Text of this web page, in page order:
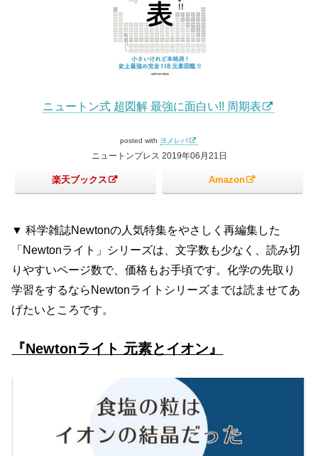
ニュートン式 超図解 最強に面白い!! 周期表
posted with ヨメレバ
ニュートンプレス 2019年06月21日
楽天ブックス Amazon
▼ 科学雑誌Newtonの人気特集をやさしく再編集した
「Newtonライト」シリーズは、文字数も少なく、読み切
りやすいページ数で、価格もお手頃です。化学の先取り
学習をするならNewtonライトシリーズまでは読ませてあ
げたいところです。
『Newtonライト 元素とイオン』